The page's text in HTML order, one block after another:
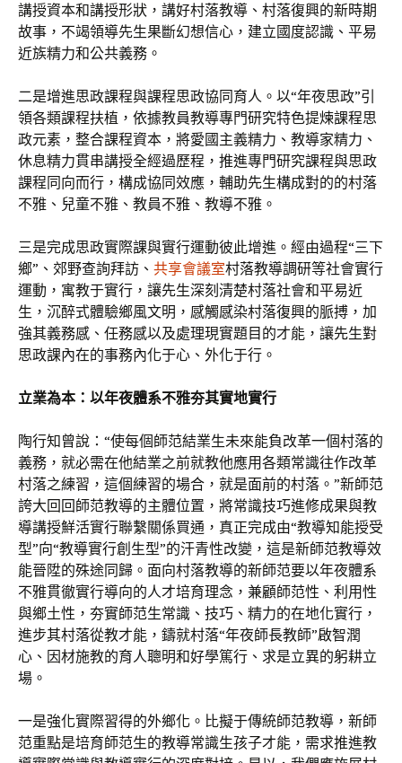
講授資本和講授形狀，講好村落教導、村落復興的新時期
故事，不竭領導先生果斷幻想信心，建立國度認識、平易
近族精力和公共義務。
二是增進思政課程與課程思政協同育人。以“年夜思政”引
領各類課程扶植，依據教員教導專門研究特色提煉課程思
政元素，整合課程資本，將愛國主義精力、教導家精力、
休息精力貫串講授全經過歷程，推進專門研究課程與思政
課程同向而行，構成協同效應，輔助先生構成對的的村落
不雅、兒童不雅、教員不雅、教導不雅。
三是完成思政實際課與實行運動彼此增進。經由過程“三下
鄉”、郊野查詢拜訪、 共享會議室村落教導調研等社會實行
運動，寓教于實行，讓先生深刻清楚村落社會和平易近
生，沉醉式體驗鄉風文明，感觸感染村落復興的脈搏，加
強其義務感、任務感以及處理現實題目的才能，讓先生對
思政課內在的事務內化于心、外化于行。
立業為本：以年夜體系不雅夯其實地實行
陶行知曾說：“使每個師范結業生未來能負改革一個村落的
義務，就必需在他結業之前就教他應用各類常識往作改革
村落之練習，這個練習的場合，就是面前的村落。”新師范
誇大回回師范教導的主體位置，將常識技巧進修成果與教
導講授鮮活實行聯繫關係買通，真正完成由“教導知能授受
型”向“教導實行創生型”的汗青性改變，這是新師范教導效
能晉陞的殊途同歸。面向村落教導的新師范要以年夜體系
不雅貫徹實行導向的人才培育理念，兼顧師范性、利用性
與鄉土性，夯實師范生常識、技巧、精力的在地化實行，
進步其村落從教才能，鑄就村落“年夜師長教師”啟智潤
心、因材施教的育人聰明和好學篤行、求是立異的躬耕立
場。
一是強化實際習得的外鄉化。比擬于傳統師范教導，新師
范重點是培育師范生的教導常識生孩子才能，需求推進教